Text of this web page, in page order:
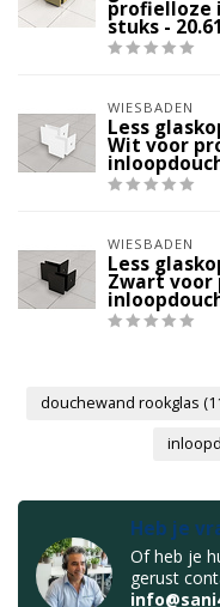
profielloze
stuks -
WIESBADEN
Less
Wit voor
WIESBADEN
Less
Zwart voor
douchewand rookglas
Heb je
Of heb je
gerust